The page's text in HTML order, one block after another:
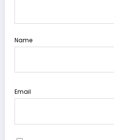
Name
Email